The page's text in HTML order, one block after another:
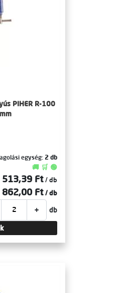
PIHER R-100
egység: 2 db
🚚 🛒 🟢
513,39 Ft / db
862,00 Ft / db
+ db